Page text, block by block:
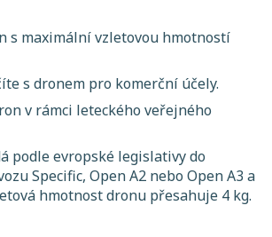
s maximální vzletovou hmotností
s dronem pro komerční účely.
v rámci leteckého veřejného
podle evropské legislativy do
Specific, Open A2 nebo Open A3 a
hmotnost dronu přesahuje 4 kg.